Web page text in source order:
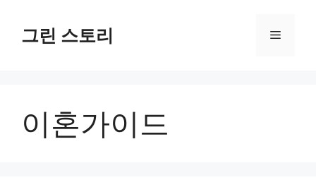
그린 스토리 메
이혼가이드